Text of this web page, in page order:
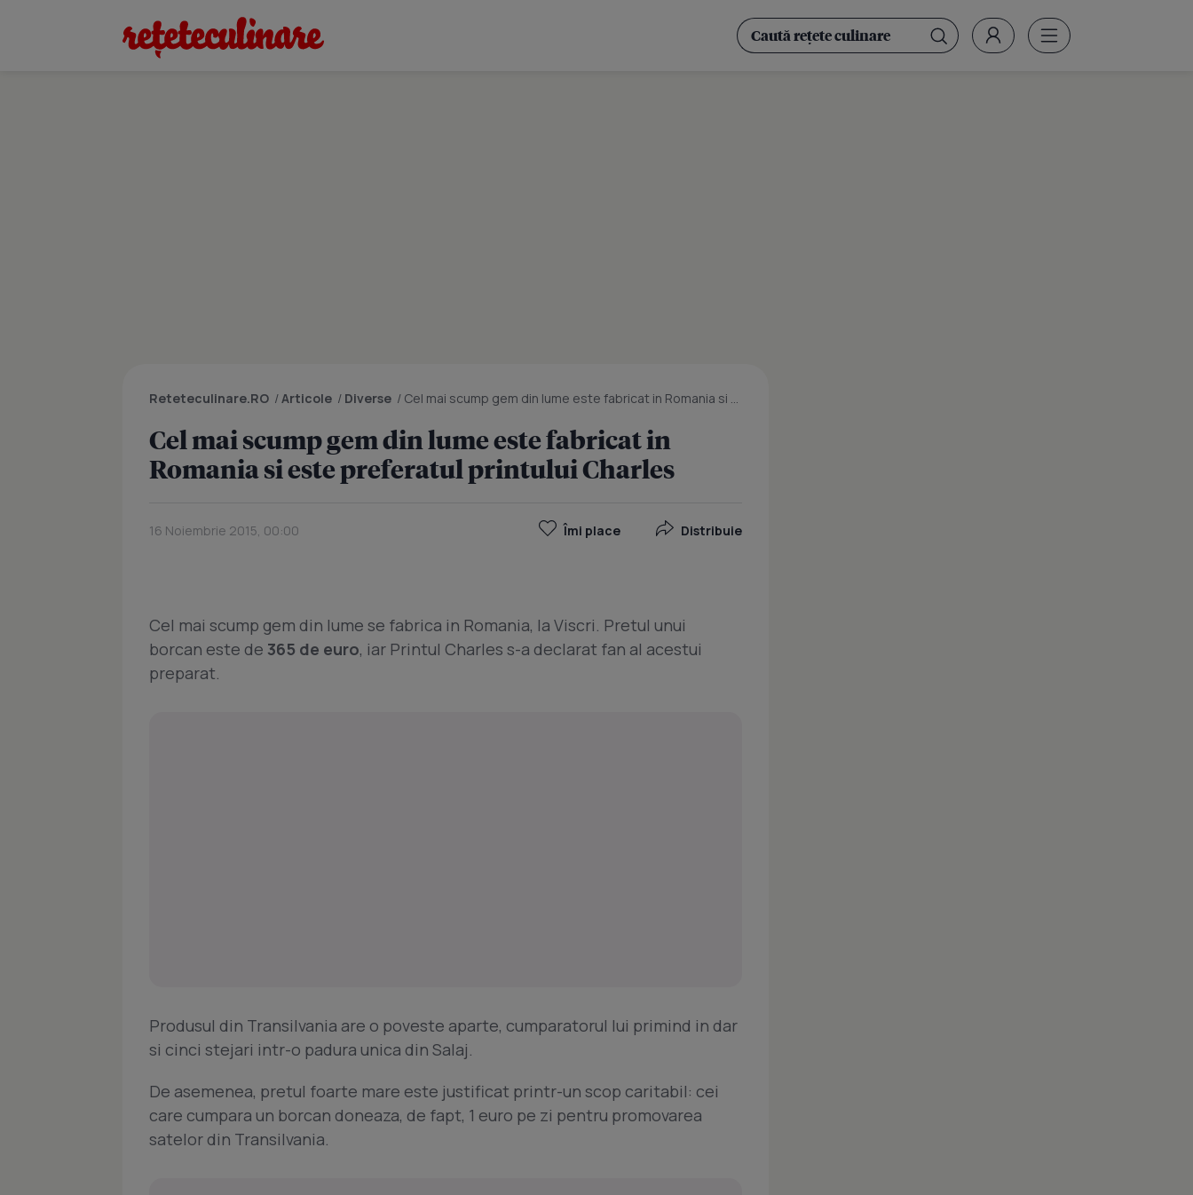
Reteteculinare.RO /Articole / Diverse / Cel mai scump gem din lume este fabricat in Romania si este preferatul printului Charles
Cel mai scump gem din lume este fabricat in
Romania si este preferatul printului Charles
16 Noiembrie 2015, 00:00 Îmi place Distribuie
Cel mai scump gem din lume se fabrica in Romania, la Viscri. Pretul unui
borcan este de 365 de euro, iar Printul Charles s-a declarat fan al acestui
preparat.
Produsul din Transilvania are o poveste aparte, cumparatorul lui primind in dar
si cinci stejari intr-o padura unica din Salaj.
De asemenea, pretul foarte mare este justificat printr-un scop caritabil: cei
care cumpara un borcan doneaza, de fapt, 1 euro pe zi pentru promovarea
satelor din Transilvania.